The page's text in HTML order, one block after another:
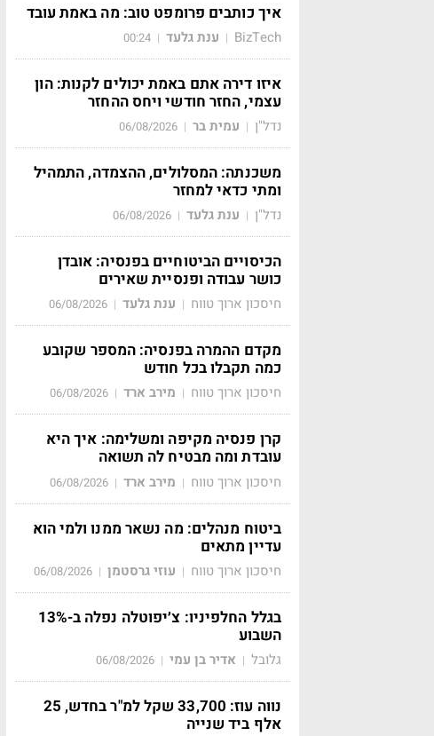
איך כותבים פרומפט טוב: מה באמת עובד
BizTech
| ענת גלעד |
00:24
איזו דירה אתם באמת יכולים לקנות: הון
עצמי, החזר חודשי ויחס ההחזר
נדל"ן | עמית בר |
06/08/2026
משכנתה: המסלולים, ההצמדה, התמהיל
ומתי כדאי למחזר
נדל"ן | ענת גלעד |
06/08/2026
הכיסויים הביטוחיים בפנסיה: אובדן
כושר עבודה ופנסיית שאירים
חיסכון ארוך טווח | ענת גלעד |
06/08/2026
מקדם ההמרה בפנסיה: המספר שקובע
כמה תקבלו בכל חודש
חיסכון ארוך טווח | מירב ארד |
06/08/2026
קרן פנסיה מקיפה ומשלימה: איך היא
עובדת ומה מבטיח לה תשואה
חיסכון ארוך טווח | מירב ארד |
06/08/2026
ביטוח מנהלים: מה נשאר ממנו ולמי הוא
עדיין מתאים
חיסכון ארוך טווח | עוזי גרסטמן |
06/08/2026
בגלל החלפיניו: צ׳יפוטלה נפלה ב-13%
השבוע
גלובל | אדיר בן עמי |
06/08/2026
נווה עוז: 33,700 שקל למ"ר בחדש, 25
אלף ביד שנייה